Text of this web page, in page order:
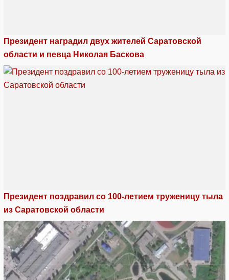
Президент наградил двух жителей Саратовской
области и певца Николая Баскова
Президент поздравил со 100-летием труженицу тыла
из Саратовской области